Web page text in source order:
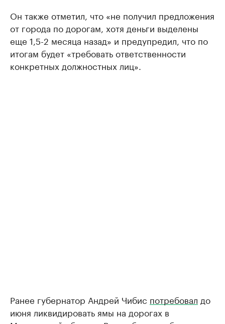
Он также отметил, что «не получил предложения
от города по дорогам, хотя деньги выделены
еще 1,5-2 месяца назад» и предупредил, что по
итогам будет «требовать ответственности
конкретных должностных лиц».
Ранее губернатор Андрей Чибис потребовал до
июня ликвидировать ямы на дорогах в